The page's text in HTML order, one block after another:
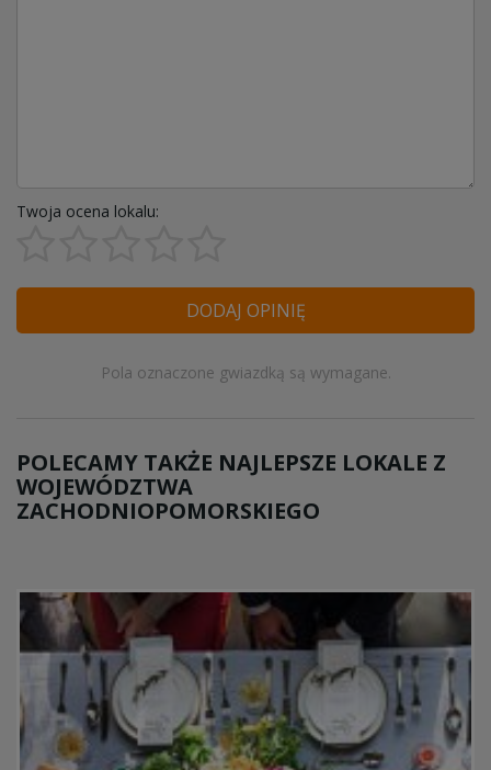
Twoja ocena lokalu:
DODAJ OPINIĘ
Pola oznaczone gwiazdką są wymagane.
POLECAMY TAKŻE NAJLEPSZE LOKALE Z
WOJEWÓDZTWA
ZACHODNIOPOMORSKIEGO